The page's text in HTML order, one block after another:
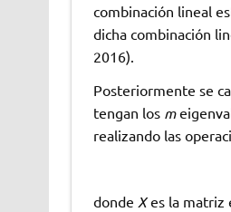
combinación lineal
dicha combinación
2016).
Posteriormente se
tengan los m
realizando las
donde Xes la matriz